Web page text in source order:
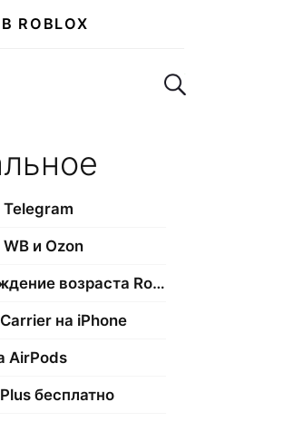
ROBLOX
Поиск по сайту
и Ozon
Подтверждение возраста Roblox
на iPhone
AirPods
бесплатно